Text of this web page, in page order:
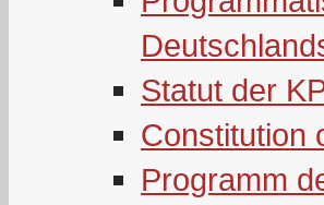
Statut der
Constitution
Programm